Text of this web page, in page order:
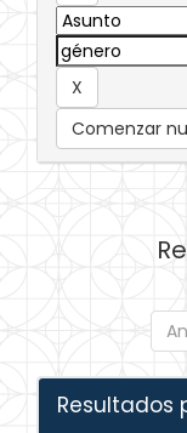
Comenzar
Resultados